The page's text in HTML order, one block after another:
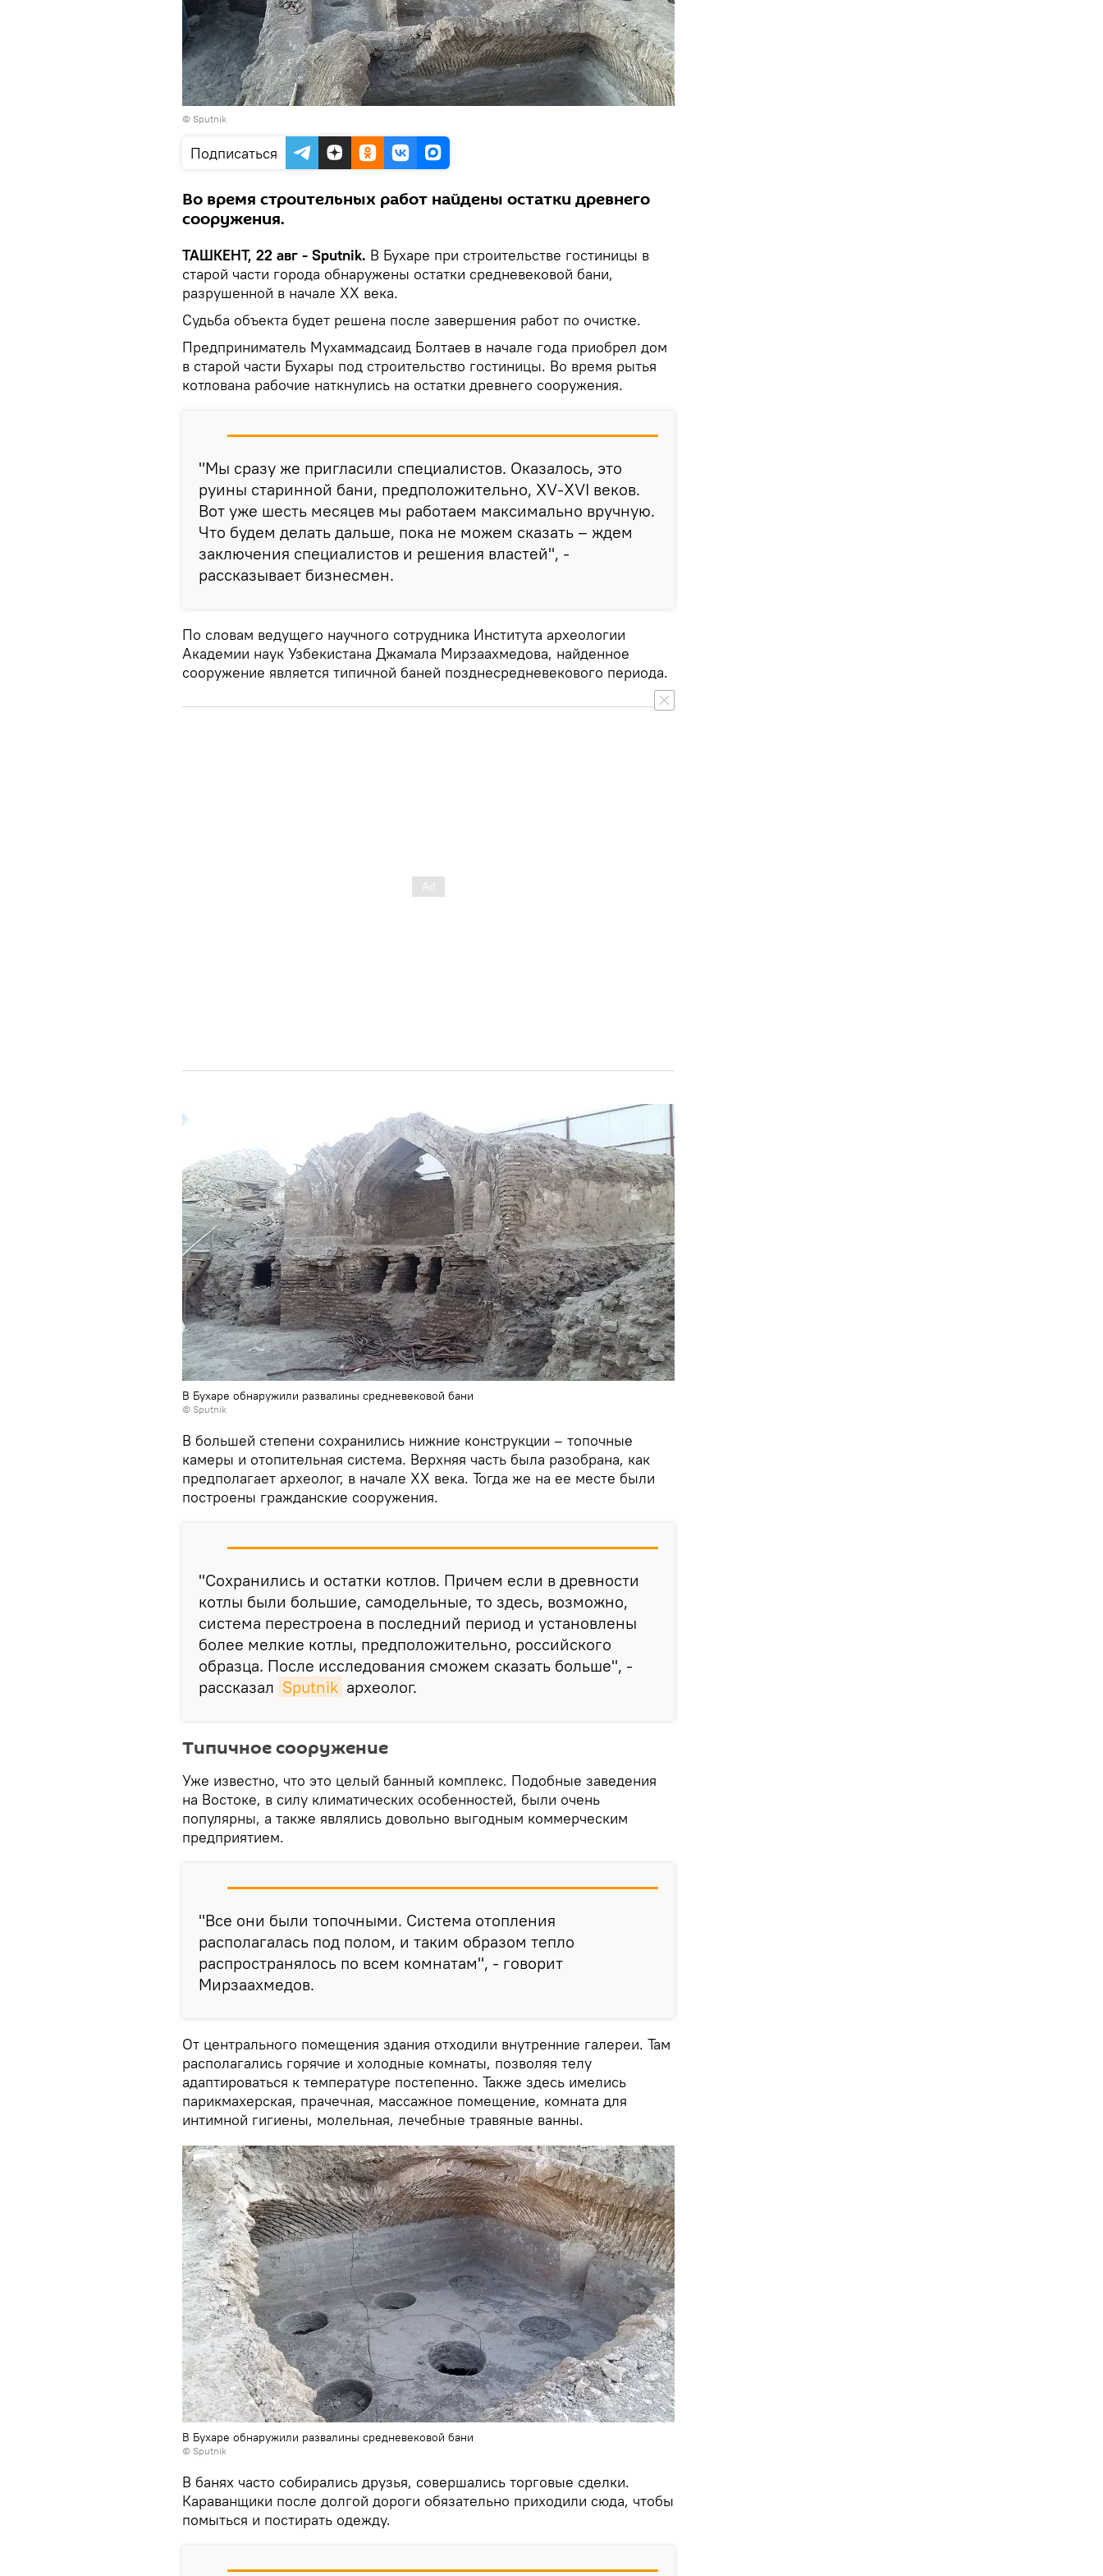
© Sputnik
Подписаться
Во время строительных работ найдены остатки древнего
сооружения.
ТАШКЕНТ, 22 авг - Sputnik. В Бухаре при строительстве гостиницы в
старой части города обнаружены остатки средневековой бани,
разрушенной в начале ХХ века.
Судьба объекта будет решена после завершения работ по очистке.
Предприниматель Мухаммадсаид Болтаев в начале года приобрел дом
в старой части Бухары под строительство гостиницы. Во время рытья
котлована рабочие наткнулись на остатки древнего сооружения.
"Мы сразу же пригласили специалистов. Оказалось, это
руины старинной бани, предположительно, XV-XVI веков.
Вот уже шесть месяцев мы работаем максимально вручную.
Что будем делать дальше, пока не можем сказать – ждем
заключения специалистов и решения властей", -
рассказывает бизнесмен.
По словам ведущего научного сотрудника Института археологии
Академии наук Узбекистана Джамала Мирзаахмедова, найденное
сооружение является типичной баней позднесредневекового периода.
В Бухаре обнаружили развалины средневековой бани
© Sputnik
В большей степени сохранились нижние конструкции – топочные
камеры и отопительная система. Верхняя часть была разобрана, как
предполагает археолог, в начале ХХ века. Тогда же на ее месте были
построены гражданские сооружения.
"Сохранились и остатки котлов. Причем если в древности
котлы были большие, самодельные, то здесь, возможно,
система перестроена в последний период и установлены
более мелкие котлы, предположительно, российского
образца. После исследования сможем сказать больше", -
рассказал Sputnik археолог.
Типичное сооружение
Уже известно, что это целый банный комплекс. Подобные заведения
на Востоке, в силу климатических особенностей, были очень
популярны, а также являлись довольно выгодным коммерческим
предприятием.
"Все они были топочными. Система отопления
располагалась под полом, и таким образом тепло
распространялось по всем комнатам", - говорит
Мирзаахмедов.
От центрального помещения здания отходили внутренние галереи. Там
располагались горячие и холодные комнаты, позволяя телу
адаптироваться к температуре постепенно. Также здесь имелись
парикмахерская, прачечная, массажное помещение, комната для
интимной гигиены, молельная, лечебные травяные ванны.
В Бухаре обнаружили развалины средневековой бани
© Sputnik
В банях часто собирались друзья, совершались торговые сделки.
Караванщики после долгой дороги обязательно приходили сюда, чтобы
помыться и постирать одежду.